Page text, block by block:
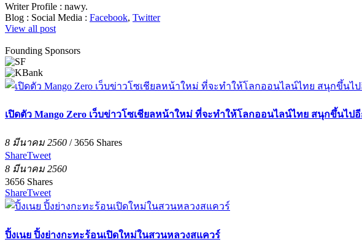
Writer Profile : nawy.
Blog : Social Media : Facebook, Twitter
View all post
Founding Sponsors
เปิดตัว Mango Zero เว็บข่าวโซเชียลหน้าใหม่ ที่จะทำให้โลกออนไลน์ไทย สนุกขึ้นไป
8 มีนาคม 2560 /3656 Shares
ShareTweet
8 มีนาคม 2560
3656 Shares
ShareTweet
ปิ้งเนย ปิ้งย่างกะทะร้อนเปิดใหม่ในสวนหลวงสแควร์